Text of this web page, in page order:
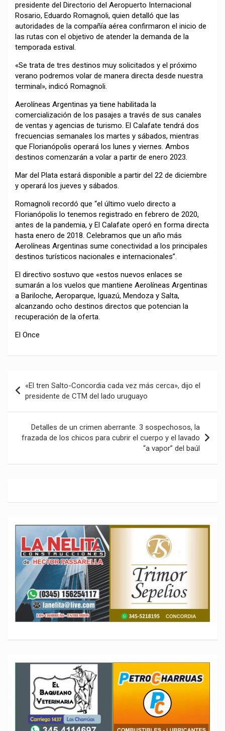
presidente del Directorio del Aeropuerto Internacional
Rosario, Eduardo Romagnoli, quien detalló que las
autoridades de la compañía aérea confirmaron el inicio de
las rutas con el objetivo de atender la demanda de la
temporada estival.
«Se trata de tres destinos muy solicitados y el próximo
verano podremos volar de manera directa desde nuestra
terminal», indicó Romagnoli.
Aerolíneas Argentinas ya tiene habilitada la
comercialización de los pasajes a través de sus canales
de ventas y agencias de turismo. El Calafate tendrá dos
frecuencias semanales los martes y sábados, mientras
que Florianópolis operará los lunes y viernes. Ambos
destinos comenzarán a volar a partir de enero 2023.
Mar del Plata estará disponible a partir del 22 de diciembre
y operará los jueves y sábados.
Romagnoli recordó que “el último vuelo directo a
Florianópolis lo tenemos registrado en febrero de 2020,
antes de la pandemia, y El Calafate operó en forma directa
hasta enero de 2018. Celebramos que un año más
Aerolíneas Argentinas sume conectividad a los principales
destinos turísticos nacionales e internacionales”.
El directivo sostuvo que «estos nuevos enlaces se
sumarán a los vuelos que mantiene Aerolíneas Argentinas
a Bariloche, Aeroparque, Iguazú, Mendoza y Salta,
alcanzando ocho destinos directos que potencian la
recuperación de la oferta.
El Once
de
entradas
«El tren Salto-Concordia cada vez más cerca», dijo el
presidente de CTM del lado uruguayo
Detalles de un crimen aberrante. 3 sospechosos, la
frazada de los chicos para cubrir el cuerpo y el lavado
“a vapor” del baúl